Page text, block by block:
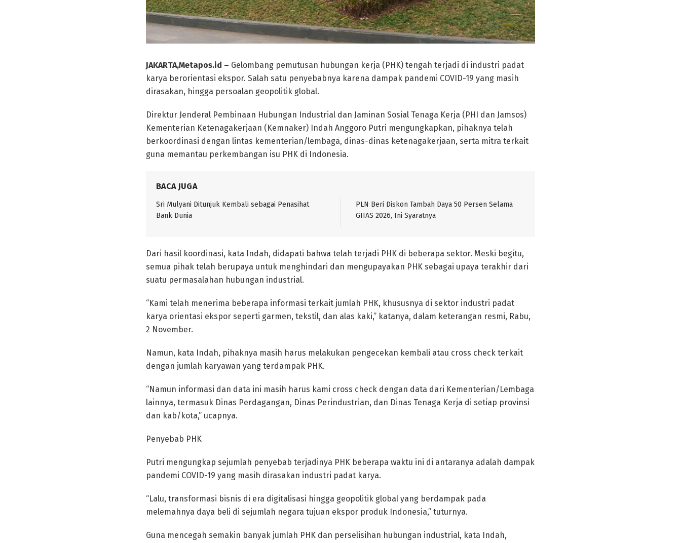
JAKARTA,Metapos.id – Gelombang pemutusan hubungan kerja (PHK) tengah terjadi di industri padat
karya berorientasi ekspor. Salah satu penyebabnya karena dampak pandemi COVID-19 yang masih
dirasakan, hingga persoalan geopolitik global.
Direktur Jenderal Pembinaan Hubungan Industrial dan Jaminan Sosial Tenaga Kerja (PHI dan Jamsos)
Kementerian Ketenagakerjaan (Kemnaker) Indah Anggoro Putri mengungkapkan, pihaknya telah
berkoordinasi dengan lintas kementerian/lembaga, dinas-dinas ketenagakerjaan, serta mitra terkait
guna memantau perkembangan isu PHK di Indonesia.
BACA JUGA
Sri Mulyani Ditunjuk Kembali sebagai Penasihat
Bank Dunia
PLN Beri Diskon Tambah Daya 50 Persen Selama
GIIAS 2026, Ini Syaratnya
Dari hasil koordinasi, kata Indah, didapati bahwa telah terjadi PHK di beberapa sektor. Meski begitu,
semua pihak telah berupaya untuk menghindari dan mengupayakan PHK sebagai upaya terakhir dari
suatu permasalahan hubungan industrial.
“Kami telah menerima beberapa informasi terkait jumlah PHK, khususnya di sektor industri padat
karya orientasi ekspor seperti garmen, tekstil, dan alas kaki,” katanya, dalam keterangan resmi, Rabu,
2 November.
Namun, kata Indah, pihaknya masih harus melakukan pengecekan kembali atau cross check terkait
dengan jumlah karyawan yang terdampak PHK.
“Namun informasi dan data ini masih harus kami cross check dengan data dari Kementerian/Lembaga
lainnya, termasuk Dinas Perdagangan, Dinas Perindustrian, dan Dinas Tenaga Kerja di setiap provinsi
dan kab/kota,” ucapnya.
Penyebab PHK
Putri mengungkap sejumlah penyebab terjadinya PHK beberapa waktu ini di antaranya adalah dampak
pandemi COVID-19 yang masih dirasakan industri padat karya.
“Lalu, transformasi bisnis di era digitalisasi hingga geopolitik global yang berdampak pada
melemahnya daya beli di sejumlah negara tujuan ekspor produk Indonesia,” tuturnya.
Guna mencegah semakin banyak jumlah PHK dan perselisihan hubungan industrial, kata Indah,